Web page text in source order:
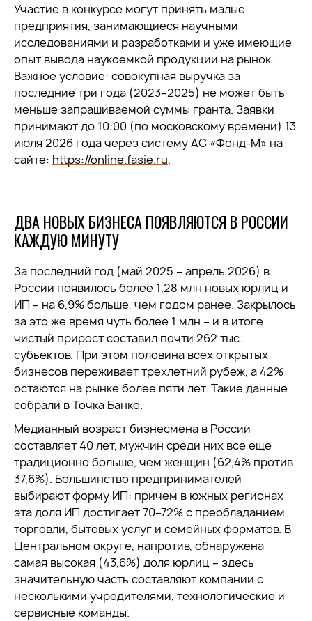
Участие в конкурсе могут принять малые
предприятия, занимающиеся научными
исследованиями и разработками и уже имеющие
опыт вывода наукоемкой продукции на рынок.
Важное условие: совокупная выручка за
последние три года (2023–2025) не может быть
меньше запрашиваемой суммы гранта. Заявки
принимают до 10:00 (по московскому времени) 13
июля 2026 года через систему АС «Фонд-М» на
сайте: https://online.fasie.ru.
ДВА НОВЫХ БИЗНЕСА ПОЯВЛЯЮТСЯ В РОССИИ
КАЖДУЮ МИНУТУ
За последний год (май 2025 – апрель 2026) в
России появилось более 1,28 млн новых юрлиц и
ИП – на 6,9% больше, чем годом ранее. Закрылось
за это же время чуть более 1 млн – и в итоге
чистый прирост составил почти 262 тыс.
субъектов. При этом половина всех открытых
бизнесов переживает трехлетний рубеж, а 42%
остаются на рынке более пяти лет. Такие данные
собрали в Точка Банке.
Медианный возраст бизнесмена в России
составляет 40 лет, мужчин среди них все еще
традиционно больше, чем женщин (62,4% против
37,6%). Большинство предпринимателей
выбирают форму ИП: причем в южных регионах
эта доля ИП достигает 70–72% с преобладанием
торговли, бытовых услуг и семейных форматов. В
Центральном округе, напротив, обнаружена
самая высокая (43,6%) доля юрлиц – здесь
значительную часть составляют компании с
несколькими учредителями, технологические и
сервисные команды.